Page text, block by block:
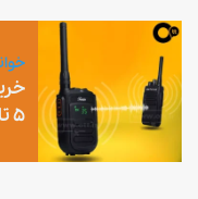
5 تا 10 کیلومتر